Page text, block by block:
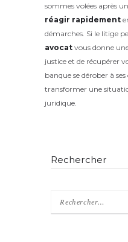
sommes volées après
réagir rapidement
démarches. Si le litige
avocat vous donne
justice et de récupérer
banque se dérober à
transformer une
juridique.
Rechercher